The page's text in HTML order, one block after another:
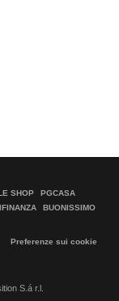
SHOP
PGCASA
BUONISSIMO
Preferenze sui cookie
S.á r.l.